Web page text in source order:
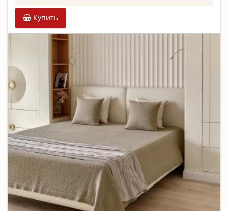
Купить